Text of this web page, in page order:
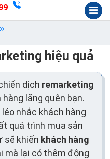
hiệu quả
dịch remarketing
lãng quên bạn.
nhắc khách hàng
quá trình mua sản
sẽ khiến khách hàng
mà lại có thêm động